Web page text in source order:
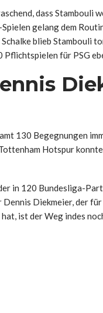
dass Stambouli
gelang dem
blieb Stambouli
für PSG
130 Begegnungen
Hotspur
in 120 Bundesliga-
Diekmeier, der für
ist der Weg indes